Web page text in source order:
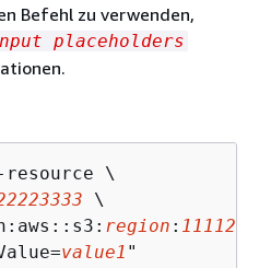
Befehl zu verwenden,
placeholders
resource \
\
region :
value1